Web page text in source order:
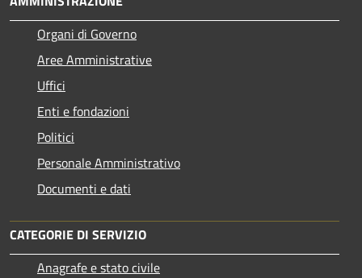
Organi di Governo
Aree Amministrative
Uffici
Enti e fondazioni
Politici
Personale Amministrativo
Documenti e dati
CATEGORIE DI SERVIZIO
Anagrafe e stato civile